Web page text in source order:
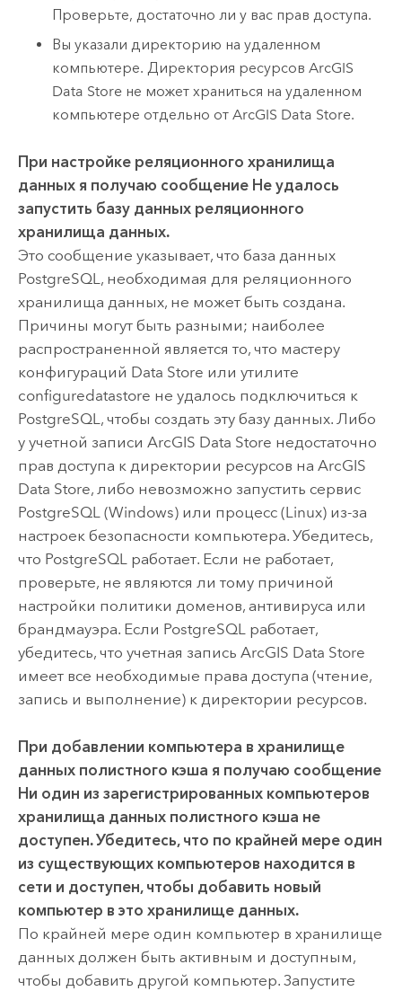
Проверьте, достаточно ли у вас прав доступа.
Вы указали директорию на удаленном
компьютере. Директория ресурсовArcGIS
Data Store не может храниться на удаленном
компьютере отдельно отArcGIS Data Store.
При настройке реляционного хранилища
данных я получаю сообщение Не удалось
запустить базу данных реляционного
хранилища данных.
Это сообщение указывает, что база данных
PostgreSQL, необходимая для реляционного
хранилища данных, не может быть создана.
Причины могут быть разными; наиболее
распространенной является то, что мастеру
конфигураций Data Store или утилите
configuredatastore не удалось подключиться к
PostgreSQL, чтобы создать эту базу данных. Либо
у учетной записи ArcGIS Data Store недостаточно
прав доступа к директории ресурсов на ArcGIS
Data Store, либо невозможно запустить сервис
PostgreSQL(Windows) или процесс (Linux) из-за
настроек безопасности компьютера. Убедитесь,
что PostgreSQLработает. Если не работает,
проверьте, не являются ли тому причиной
настройки политики доменов, антивируса или
брандмауэра. Если PostgreSQLработает,
убедитесь, что учетная запись ArcGIS Data Store
имеет все необходимые права доступа (чтение,
запись и выполнение) к директории ресурсов.
При добавлении компьютера в хранилище
данных полистного кэша я получаю сообщение
Ни один из зарегистрированных компьютеров
хранилища данных полистного кэша не
доступен. Убедитесь, что по крайней мере один
из существующих компьютеров находится в
сети и доступен, чтобы добавить новый
компьютер в это хранилище данных.
По крайней мере один компьютер в хранилище
данных должен быть активным и доступным,
чтобы добавить другой компьютер. Запустите